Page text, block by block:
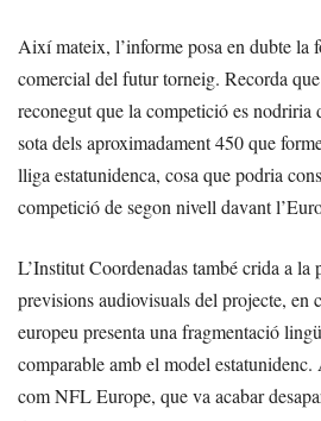
Així mateix, l’informe posa en dubte la
comercial del futur torneig. Recorda
reconegut que la competició es nodriria
sota dels aproximadament 450 que
lliga estatunidenca, cosa que podria
competició de segon nivell davant
L’Institut Coordenadas també crida a la
previsions audiovisuals del projecte, en
europeu presenta una fragmentació
comparable amb el model estatunidenc.
com NFL Europe, que va acabar